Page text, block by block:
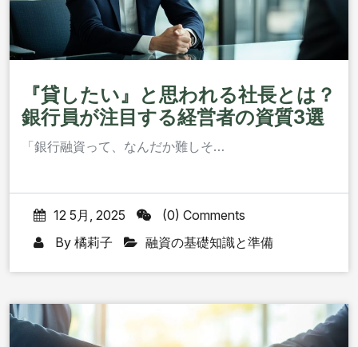
『貸したい』と思われる社長とは？
銀行員が注目する経営者の資質3選
「銀行融資って、なんだか難しそ…
12 5月, 2025
(0) Comments
By 橘莉子 融資の基礎知識と準備